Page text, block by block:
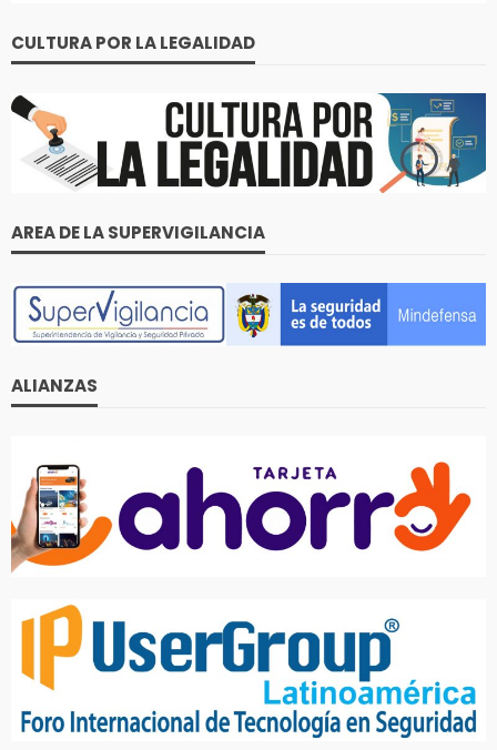
CULTURA POR LA LEGALIDAD
AREA DE LA SUPERVIGILANCIA
ALIANZAS